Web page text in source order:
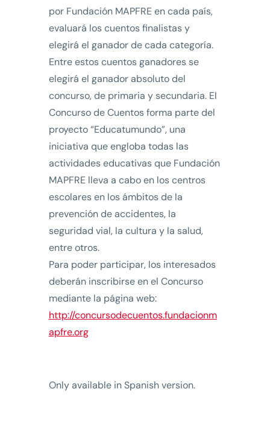
por Fundación MAPFRE en cada país,
evaluará los cuentos finalistas y
elegirá el ganador de cada categoría.
Entre estos cuentos ganadores se
elegirá el ganador absoluto del
concurso, de primaria y secundaria. El
Concurso de Cuentos forma parte del
proyecto “Educatumundo”, una
iniciativa que engloba todas las
actividades educativas que Fundación
MAPFRE lleva a cabo en los centros
escolares en los ámbitos de la
prevención de accidentes, la
seguridad vial, la cultura y la salud,
entre otros.
Para poder participar, los interesados
deberán inscribirse en el Concurso
mediante la página web:
http://concursodecuentos.fundacionm
apfre.org
Only available in Spanish version.